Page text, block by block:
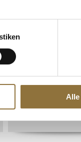
Alle
Mehl Type 65,
kg